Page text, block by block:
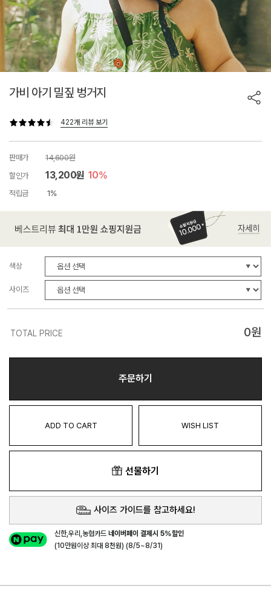
가비 아기 밀짚 벙거지
422개 리뷰 보기
판매가
14,600원
할인가
13,200원 10%
적립금 1%
색상
사이즈
TOTAL PRICE 0원
주문하기
ADD TO CART WISH LIST
선물하기
사이즈 가이드를 참고하세요!
신한,우리,농협카드네이버페이 결제시 5%할인
(10만원이상 최대 8천원) (8/5~8/31)